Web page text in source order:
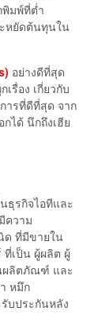
พิมพ์ที่ต่ำ
หยัดต้นทุนใน
อย่างดีที่สุด
รื่อง เกี่ยวกับ
ารที่ดีที่สุด จาก
ได้ นึกถึงเฮีย
ธุรกิจไอทีและ
ความ
ด ที่มีขายใน
ที่เป็น ผู้ผลิต ผู้
ผลิตภัณฑ์ และ
หมึก
บประกันหลัง